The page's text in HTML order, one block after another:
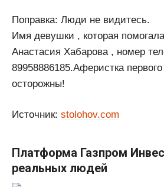
Поправка: Люди не видитесь.
Имя девушки , которая
Анастасия Хабарова , номер
89958886185.Аферистка
осторожны!
Источник: stolohov.com
Платформа Газпром
реальных людей